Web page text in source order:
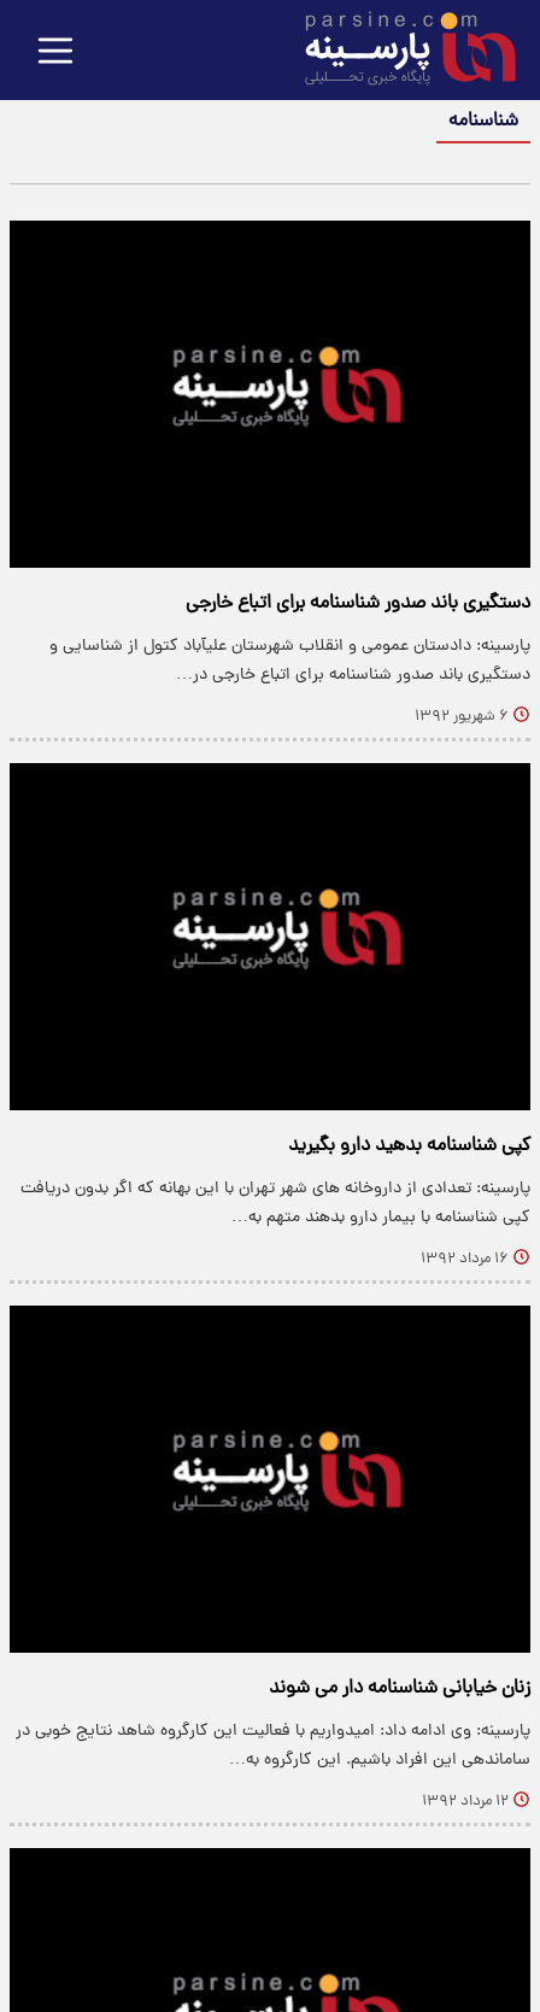
شناسنامه
دستگیری باند صدور شناسنامه برای اتباع خارجی
پارسینه: دادستان عمومی و انقلاب شهرستان علی‎آباد کتول از شناسایی و
دستگیری باند صدور شناسنامه برای اتباع خارجی در…
۶ شهریور ۱۳۹۲
کپی شناسنامه بدهید دارو بگیرید
پارسینه: تعدادی از داروخانه های شهر تهران با این بهانه که اگر بدون دریافت
کپی شناسنامه با بیمار دارو بدهند متهم به…
۱۶ مرداد ۱۳۹۲
زنان خیابانی شناسنامه دار می شوند
پارسینه: وی ادامه داد: امیدواریم با فعالیت این کارگروه شاهد نتایج خوبی در
ساماندهی این افراد باشیم. این کارگروه به…
۱۲ مرداد ۱۳۹۲